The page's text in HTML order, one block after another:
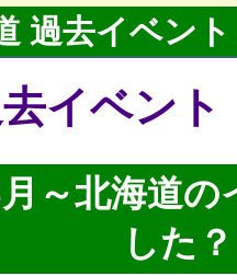
過去イベン
イベント
月～北海道
した？